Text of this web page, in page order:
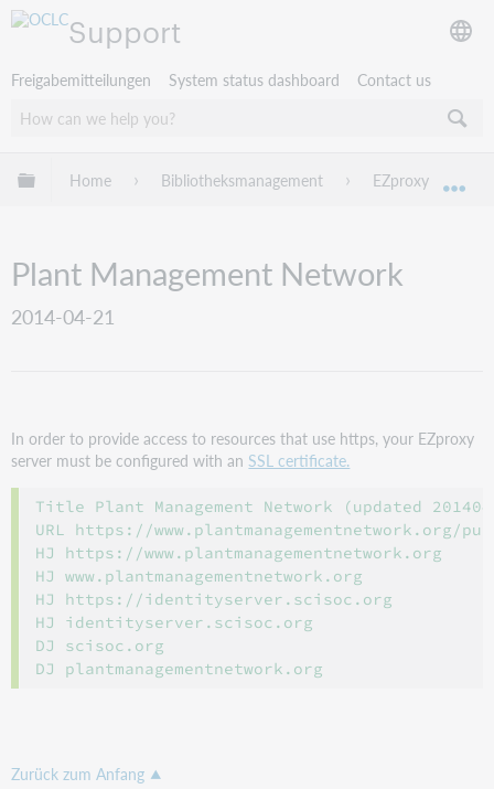
Support
Freigabemitteilungen System status dashboard Contact us
Globale Hierarchie expandieren/verbergen
Home Bibliotheksmanagement EZproxy
Plant Management Network
2014-04-21
In order to provide access to resources that use https, your EZproxy
server must be configured with an SSL certificate.
Title Plant Management Network (updated
URL https://www.plantmanagementnetwork.org/
HJ https://www.plantmanagementnetwork.org
HJ www.plantmanagementnetwork.org
HJ https://identityserver.scisoc.org
HJ identityserver.scisoc.org
DJ scisoc.org
Zurück zum Anfang